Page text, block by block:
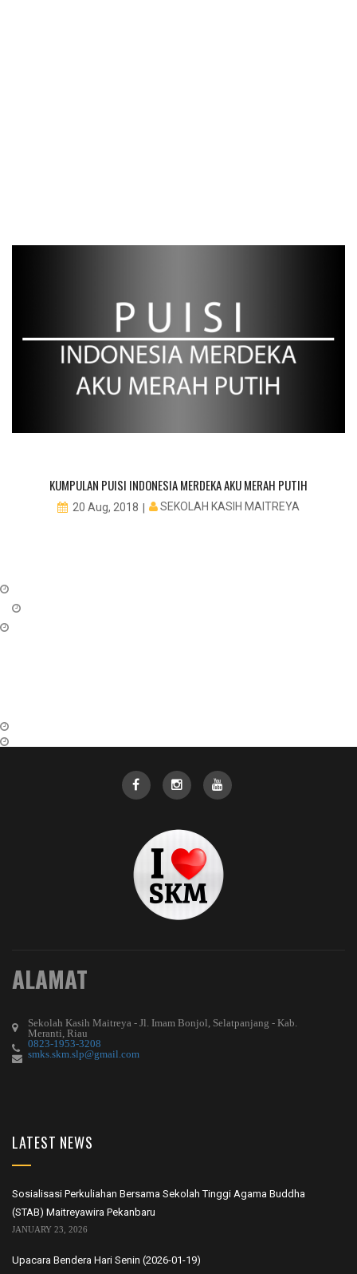
KUMPULAN PUISI INDONESIA MERDEKA AKU MERAH PUTIH
20 Aug, 2018 SEKOLAH KASIH MAITREYA
ALAMAT
Sekolah Kasih Maitreya - Jl. Imam Bonjol, Selatpanjang - Kab.
Meranti, Riau
0823-1953-3208
smks.skm.slp@gmail.com
LATEST NEWS
Sosialisasi Perkuliahan Bersama Sekolah Tinggi Agama Buddha
(STAB) Maitreyawira Pekanbaru
JANUARY 23, 2026
Upacara Bendera Hari Senin (2026-01-19)